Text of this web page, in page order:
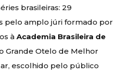
brasileiras: 29
pelo amplo júri formado por
àAcademia Brasileira de
Grande Otelo de Melhor
escolhido pelo público